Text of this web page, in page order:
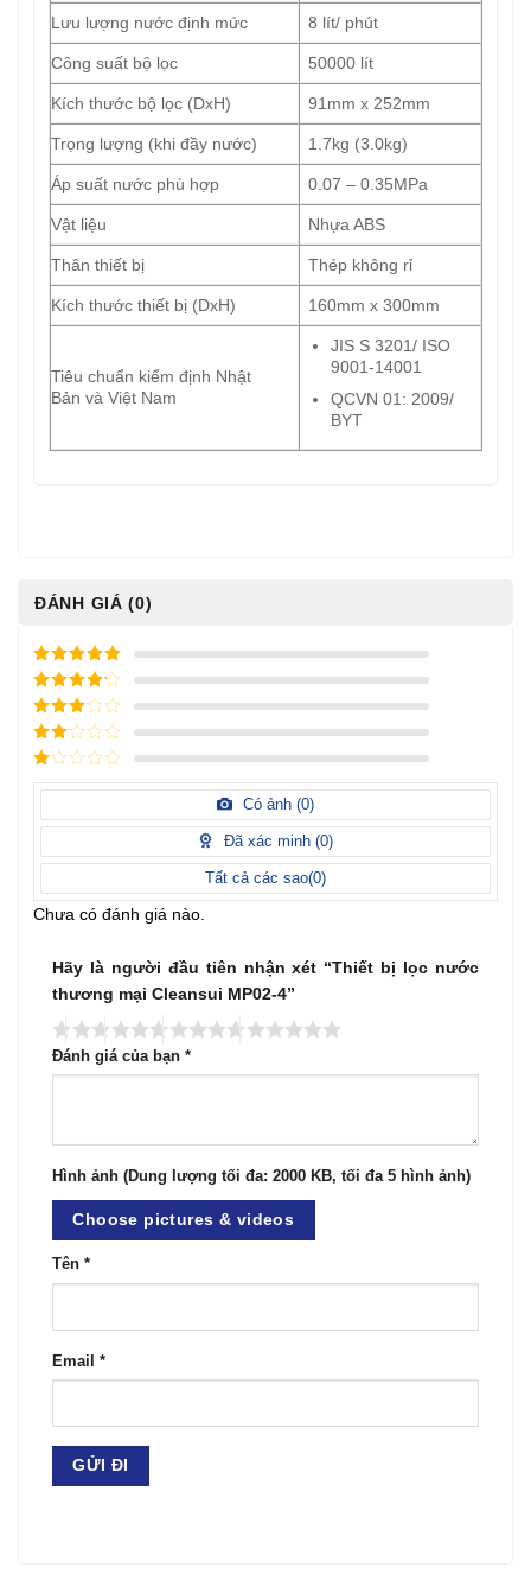
Lưu lượng nước định mức 8 lít/ phút
Công suất bộ lọc 50000 lít
Kích thước bộ lọc (DxH) 91mm x 252mm
Trọng lượng (khi đầy nước) 1.7kg (3.0kg)
Áp suất nước phù hợp 0.07 – 0.35MPa
Vật liệu Nhựa ABS
Thân thiết bị Thép không rỉ
Kích thước thiết bị (DxH) 160mm x 300mm
Tiêu chuẩn kiểm định Nhật
Bản và Việt Nam
JIS S 3201/ ISO
9001-14001
QCVN 01: 2009/
BYT
ĐÁNH GIÁ (0)
5/ 5 điểm
4/ 5
điểm
3/ 5
điểm
2/
điểm
1
điểm
Có ảnh (0)
Đã xác minh (0)
Tất cả các sao(0)
Chưa có đánh giá nào.
Hãy là người đầu tiên nhận xét “Thiết bị lọc nước
thương mại Cleansui MP02-4”
Đánh giá của bạn *
Hình ảnh (Dung lượng tối đa: 2000 KB, tối đa 5 hình ảnh)
Choose pictures & videos
Tên *
Email *